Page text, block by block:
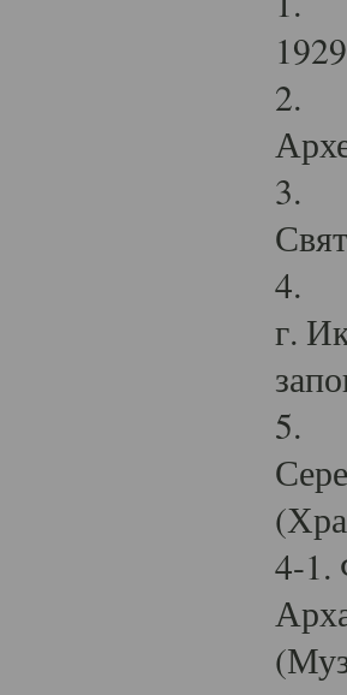
2.
3.
4.
г.
5.
4-1.